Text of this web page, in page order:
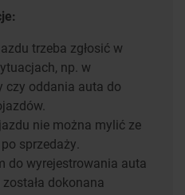
trzeba zgłosić w
np. w
czy oddania auta do
nie można mylić ze
sprzedaży.
do wyrejestrowania auta
dokonana